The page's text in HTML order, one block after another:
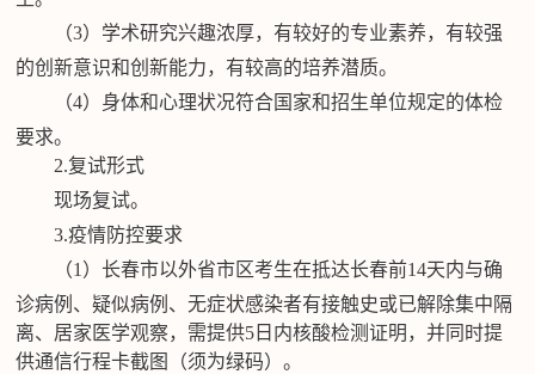
（3）学术研究兴趣浓厚，有较好的专业素养，有较强
的创新意识和创新能力，有较高的培养潜质。
（4）身体和心理状况符合国家和招生单位规定的体检
要求。
2.复试形式
现场复试。
3.疫情防控要求
（1）长春市以外省市区考生在抵达长春前14天内与确
诊病例、疑似病例、无症状感染者有接触史或已解除集中隔
离、居家医学观察，需提供5日内核酸检测证明，并同时提
供通信行程卡截图（须为绿码）。